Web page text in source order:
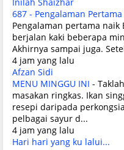
687 - Pengalaman
Pengalaman pertama naik
berjalan kaki beberapa
Akhirnya sampai juga.
4 jam yang lalu
Afzan Sidi
MENU MINGGU INI -
masakan ringkas. Ikan
resepi daripada
pelbagai sayur d...
4 jam yang lalu
Hari hari yang ku lalui...